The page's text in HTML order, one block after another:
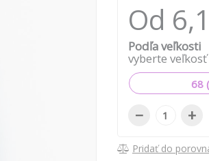
Od
Podľa veľkosti
vyberte veľkosť
68
− +
Pridať do